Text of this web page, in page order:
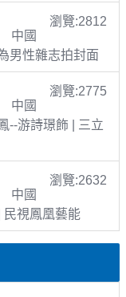
瀏覽:2812
中國
男性雜志拍封面
瀏覽:2775
中國
--游詩璟飾 | 三立
瀏覽:2632
中國
民視鳳凰藝能